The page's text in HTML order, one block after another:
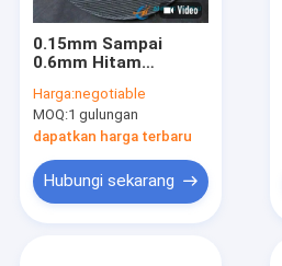
0.15mm Sampai
0.6mm Hitam
12x64 Mesh Sampai
40x200 Mesh
Harga:negotiable
MOQ:1 gulungan
dapatkan harga terbaru
Hubungi sekarang